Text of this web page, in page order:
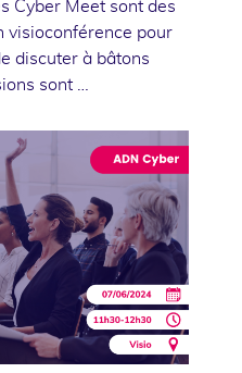
Cyber Meet sont des
visioconférence pour
discuter à bâtons
sont …